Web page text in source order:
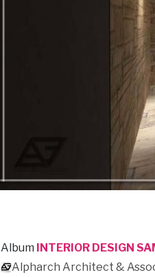
Album INTERIOR DESIGN
Alpharch Architect &